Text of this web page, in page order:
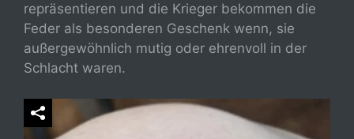
repräsentieren und die Krieger bekommen die
Feder als besonderen Geschenk wenn, sie
außergewöhnlich mutig oder ehrenvoll in der
Schlacht waren.